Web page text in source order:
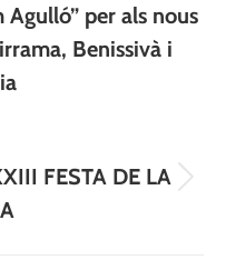
Agulló” per als nous
Benissivà i
FESTA DE LA